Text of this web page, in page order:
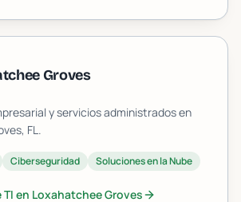
Groves
y servicios administrados en
, FL.
Ciberseguridad Soluciones en la Nube
en Loxahatchee Groves